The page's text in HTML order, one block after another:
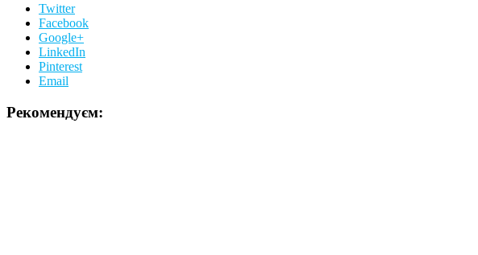
Twitter
Facebook
Google+
LinkedIn
Pinterest
Email
Рекомендуєм: